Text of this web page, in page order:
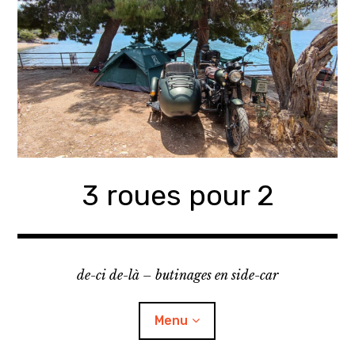
Accéder
contenu
principal
3 roues pour 2
de-ci de-là – butinages en side-car
Menu